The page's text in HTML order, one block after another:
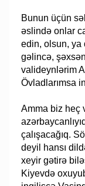
Bunun üçün
əslində onlar
edin, olsun, ya
gəlincə,
valideynlərim
Övladlarımsa
Amma biz heç
çalışacağıq.
deyil hansı
xeyir gətirə
Kiyevdə